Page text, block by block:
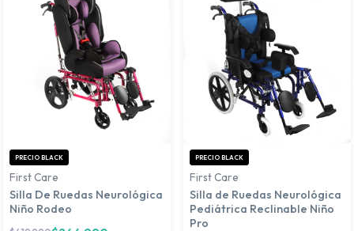
PRECIO BLACK
First Care
Silla De Ruedas Neurológica
Niño Rodeo
PRECIO BLACK
First Care
Silla de Ruedas Neurológica
Pediátrica Reclinable Niño
Pro